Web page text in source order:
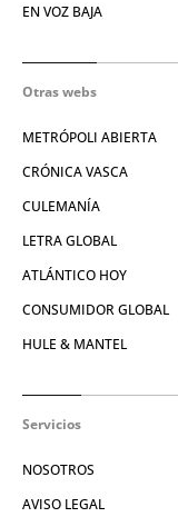
EN VOZ BAJA
Otras webs
METRÓPOLI ABIERTA
CRÓNICA VASCA
CULEMANÍA
LETRA GLOBAL
ATLÁNTICO HOY
CONSUMIDOR GLOBAL
HULE & MANTEL
Servicios
NOSOTROS
AVISO LEGAL